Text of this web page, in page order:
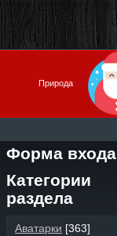
Природа
Форма входа
Категории
раздела
Аватарки [363]